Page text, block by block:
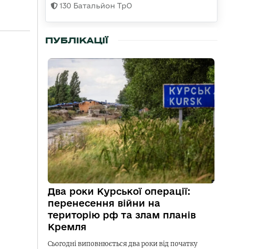
130 Батальйон ТрО
ПУБЛІКАЦІЇ
Два роки Курської операції:
перенесення війни на
територію рф та злам планів
Кремля
Сьогодні виповнюється два роки від початку